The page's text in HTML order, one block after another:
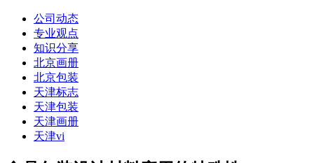
公司动态
专业观点
知识分享
北京画册
北京包装
天津标志
天津包装
天津画册
天津vi